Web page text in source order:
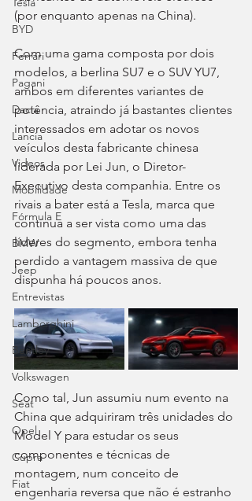
BYD
Ferrari
Pagani
Dacia
Lancia
Videos
Mobilidade
Fórmula E
BMW
Jeep
Entrevistas
Lamborghini
Bentley
Volkswagen
Seat
Opel
Cupra
Fiat
(por enquanto apenas na China).
Com uma gama composta por dois
modelos, a berlina SU7 e o SUV YU7,
ambos em diferentes variantes de
potência, atraindo já bastantes clientes
interessados em adotar os novos
veículos desta fabricante chinesa
liderada por Lei Jun, o Diretor-
Executivo desta companhia. Entre os
rivais a bater está a Tesla, marca que
continua a ser vista como uma das
líderes do segmento, embora tenha
perdido a vantagem massiva de que
dispunha há poucos anos.
Como tal, Jun assumiu num evento na
China que adquiriram três unidades do
Model Y para estudar os seus
componentes e técnicas de
montagem, num conceito de
engenharia reversa que não é estranho